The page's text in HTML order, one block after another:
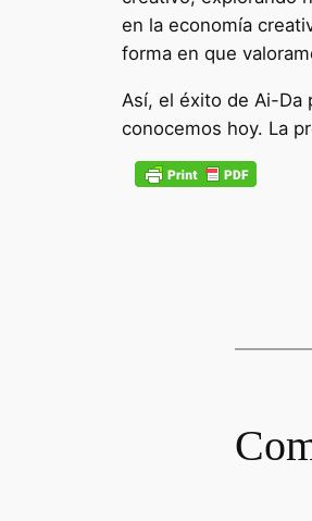
en la economía
forma en que
Así, el éxito de Ai-Da
conocemos hoy. La